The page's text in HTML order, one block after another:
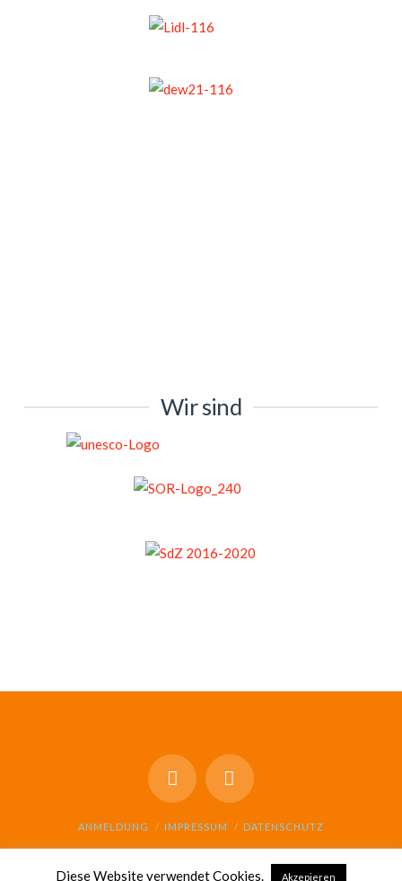
Wir sind
ANMELDUNG IMPRESSUM DATENSCHUTZ
Diese Website verwendet Cookies. Akzepieren